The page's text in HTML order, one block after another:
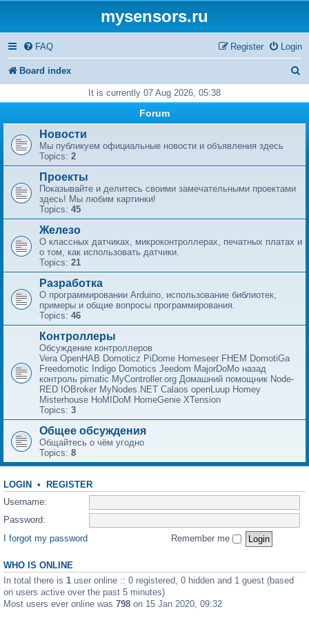
mysensors.ru
FAQ Login
Register
Board index
h
It is currently 07 Aug 2026, 05:38
Forum
Новости
Мы публикуем официальные новости и объявления здесь
Topics: 2
Проекты
Показывайте и делитесь своими замечательными проектами
здесь! Мы любим картинки!
Topics: 45
Железо
О классных датчиках, микроконтроллерах, печатных платах и
​​о том, как использовать датчики.
Topics: 21
Разработка
О программировании Arduino, использование библиотек,
примеры и общие вопросы программирования.
Topics: 46
Контроллеры
Обсуждение контроллеров
Vera OpenHAB Domoticz PiDome Homeseer FHEM DomotiGa
Freedomotic Indigo Domotics Jeedom MajorDoMo назад
контроль pimatic MyController.org Домашний помощник Node-
RED IOBroker MyNodes.NET Calaos openLuup Homey
Misterhouse HoMIDoM HomeGenie XTension
Topics: 3
Общее обсуждения
Общайтесь о чём угодно
Topics: 8
LOGIN • REGISTER
Username:
Password:
I forgot my password
Remember me
WHO IS ONLINE
In total there is 1 user online :: 0 registered, 0 hidden and 1 guest (based
on users active over the past 5 minutes)
Most users ever online was 798 on 15 Jan 2020, 09:32